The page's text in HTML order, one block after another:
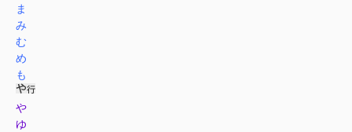
ま
み
む
め
も
や
ゆ